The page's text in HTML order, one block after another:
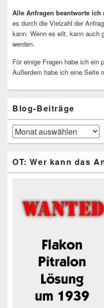
Alle Anfragen beantworte ich
es durch die Vielzahl der
kann. Wenn es eilt, kann auch
werden.
Für einige Fragen habe ich ein
Außerdem habe ich eine Seite
Blog-Beiträge
Blog-
Beiträge
OT: Wer kann das